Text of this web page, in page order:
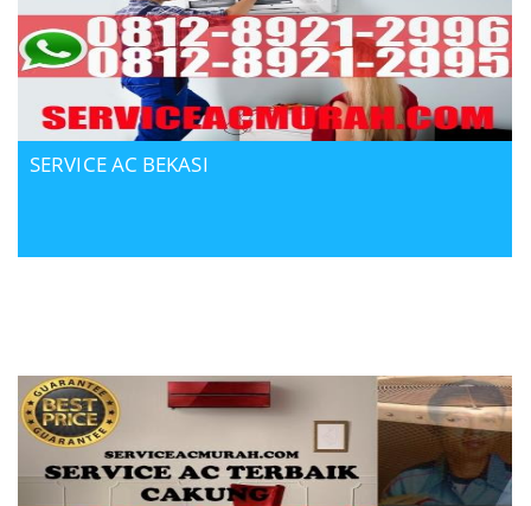
SERVICE AC BEKASI